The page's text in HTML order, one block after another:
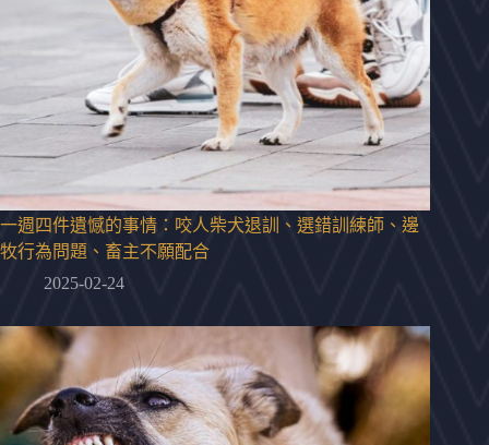
一週四件遺憾的事情：咬人柴犬退訓、選錯訓練師、邊
牧行為問題、畜主不願配合
2025-02-24